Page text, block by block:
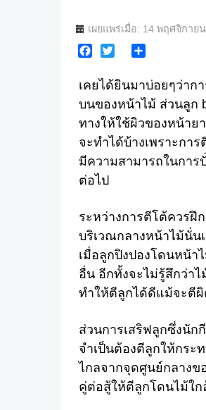
เผยแพร่เมื่อ: 14 พฤศจิกาย
เคยได้ยินมาบ่อยๆว่าก
บนของหน้าไม้ ส่วนลูก
ทางให้ใช้ผิวของหน้าย
จะทำได้บ้างเพราะกา
มีความสามารถในการ
ต่อไป
ระหว่างการตีโต้ควรฝึ
บริเวณกลางหน้าไม้นั่น
เมื่อลูกปิงปองโดนหน้า
อื่น อีกทั้งจะไม่รู้สึกว่า
ทำให้ตีลูกได้ดีแม้จะตีผิ
ส่วนการเสริฟลูกซึ่งนั
จำเป็นต้องตีลูกให้กระ
ไกลจากจุดศูนย์กลางข
คู่ต่อสู้ให้ตีลูกโดนไม้ใ